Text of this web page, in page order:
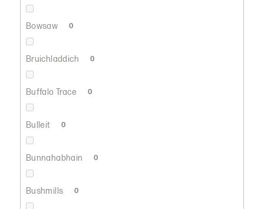
Bowsaw 0
Bruichladdich 0
Buffalo Trace 0
Bulleit 0
Bunnahabhain 0
Bushmills 0